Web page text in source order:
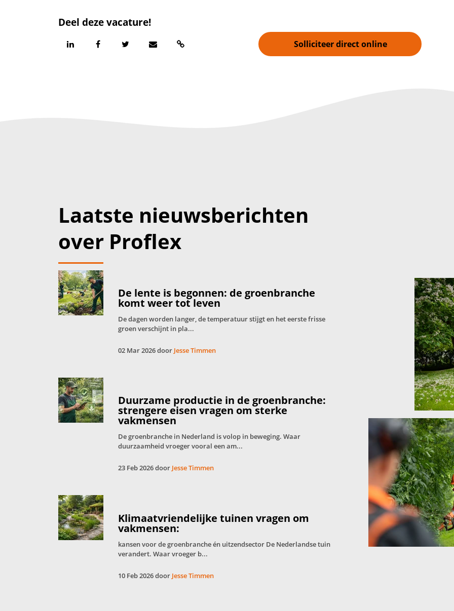
Deel deze vacature!
Solliciteer direct online
Laatste nieuwsberichten
over Proflex
De lente is begonnen: de groenbranche
komt weer tot leven
De dagen worden langer, de temperatuur stijgt en het eerste frisse
groen verschijnt in pla...
02 Mar 2026 door Jesse Timmen
Duurzame productie in de groenbranche:
strengere eisen vragen om sterke
vakmensen
De groenbranche in Nederland is volop in beweging. Waar
duurzaamheid vroeger vooral een am...
23 Feb 2026 door Jesse Timmen
Klimaatvriendelijke tuinen vragen om
vakmensen:
kansen voor de groenbranche én uitzendsector De Nederlandse tuin
verandert. Waar vroeger b...
10 Feb 2026 door Jesse Timmen